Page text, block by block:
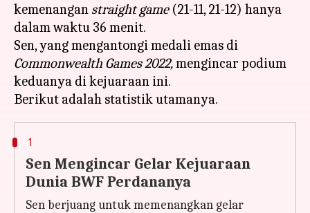
kemenangan straight game(21-11, 21-12) hanya
dalam waktu 36 menit.
Sen, yang mengantongi medali emas di
Commonwealth Games 2022,mengincar podium
keduanya di kejuaraan ini.
1
Sen Mengincar Gelar Kejuaraan
Dunia BWF Perdananya
Sen berjuang untuk memenangkan gelar